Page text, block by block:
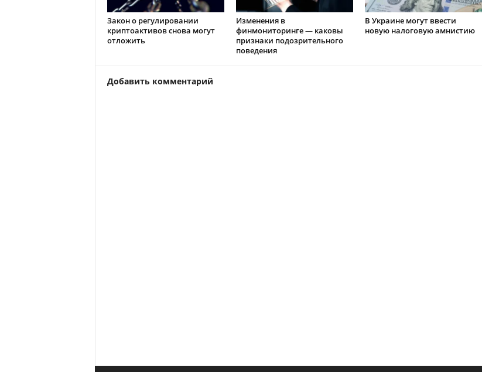
Закон о регулировании
криптоактивов снова могут
отложить
Изменения в
финмониторинге — каковы
признаки подозрительного
поведения
В Украине могут ввести
новую налоговую амнистию
Добавить комментарий